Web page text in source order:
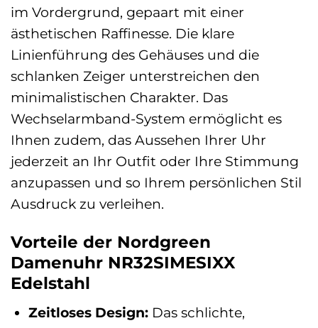
im Vordergrund, gepaart mit einer
ästhetischen Raffinesse. Die klare
Linienführung des Gehäuses und die
schlanken Zeiger unterstreichen den
minimalistischen Charakter. Das
Wechselarmband-System ermöglicht es
Ihnen zudem, das Aussehen Ihrer Uhr
jederzeit an Ihr Outfit oder Ihre Stimmung
anzupassen und so Ihrem persönlichen Stil
Ausdruck zu verleihen.
Vorteile der Nordgreen
Damenuhr NR32SIMESIXX
Edelstahl
Zeitloses Design:Das schlichte,